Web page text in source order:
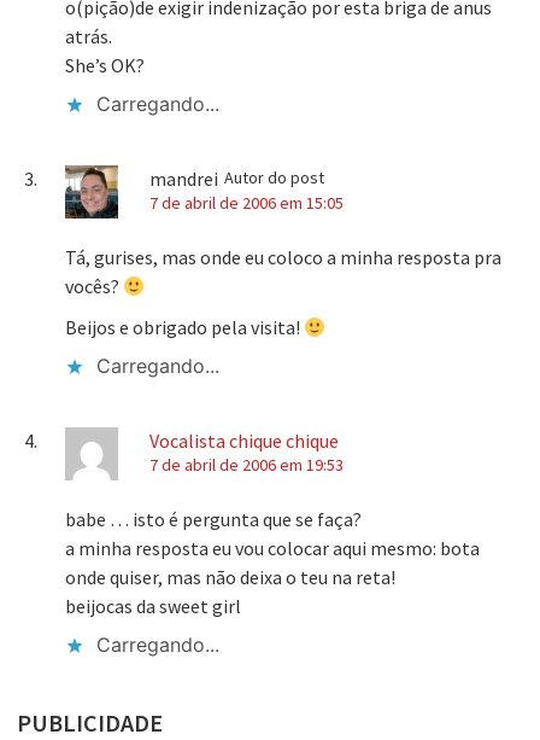
o(pição)de exigir indenização por esta briga de anus
atrás.
She’s OK?
Carregando...
mandrei Autor do post
7 de abril de 2006 em 15:05
Tá, gurises, mas onde eu coloco a minha resposta pra
vocês?
Beijos e obrigado pela visita!
Carregando...
Vocalista chique chique
7 de abril de 2006 em 19:53
babe … isto é pergunta que se faça?
a minha resposta eu vou colocar aqui mesmo: bota
onde quiser, mas não deixa o teu na reta!
beijocas da sweet girl
Carregando...
PUBLICIDADE